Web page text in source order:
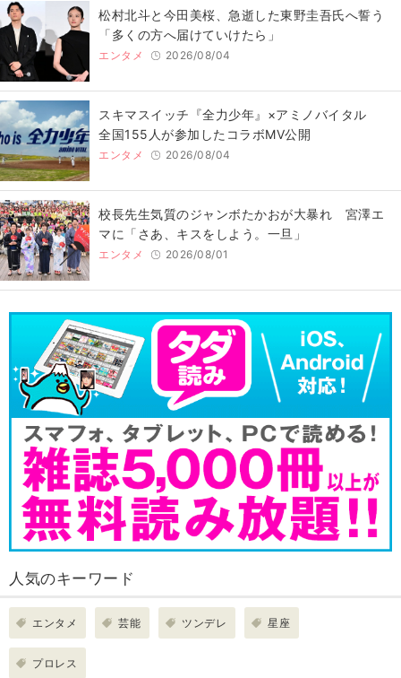
松村北斗と今田美桜、急逝した東野圭吾氏へ誓う
「多くの方へ届けていけたら」
エンタメ 2026/08/04
スキマスイッチ『全力少年』×アミノバイタル
全国155人が参加したコラボMV公開
エンタメ 2026/08/04
校長先生気質のジャンボたかおが大暴れ 宮澤エ
マに「さあ、キスをしよう。一旦」
エンタメ 2026/08/01
人気のキーワード
エンタメ 芸能 ツンデレ 星座
プロレス